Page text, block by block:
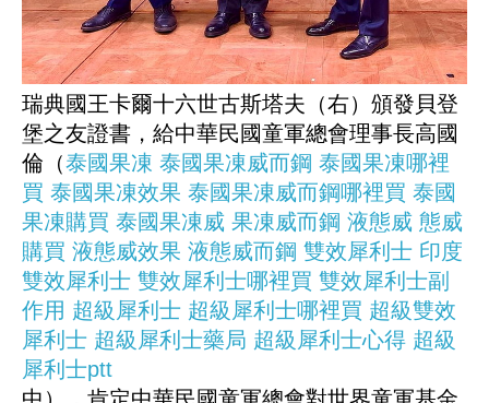
瑞典國王卡爾十六世古斯塔夫（右）頒發貝登
堡之友證書，給中華民國童軍總會理事長高國
倫（泰國果凍 泰國果凍威而鋼 泰國果凍哪裡
買 泰國果凍效果 泰國果凍威而鋼哪裡買 泰國
果凍購買 泰國果凍威 果凍威而鋼 液態威 態威
購買 液態威效果 液態威而鋼 雙效犀利士 印度
雙效犀利士 雙效犀利士哪裡買 雙效犀利士副
作用 超級犀利士 超級犀利士哪裡買 超級雙效
犀利士 超級犀利士藥局 超級犀利士心得 超級
犀利士ptt